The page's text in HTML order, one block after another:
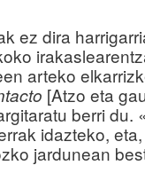
ez dira
arteko
[Atzo eta
berri du.
idazteko,
jardunean